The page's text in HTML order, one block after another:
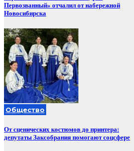
Первозванный» отчалил от набережной
Новосибирска
Общество
От сценических костюмов до принтера:
депутаты Заксобрания помогают соцсфере